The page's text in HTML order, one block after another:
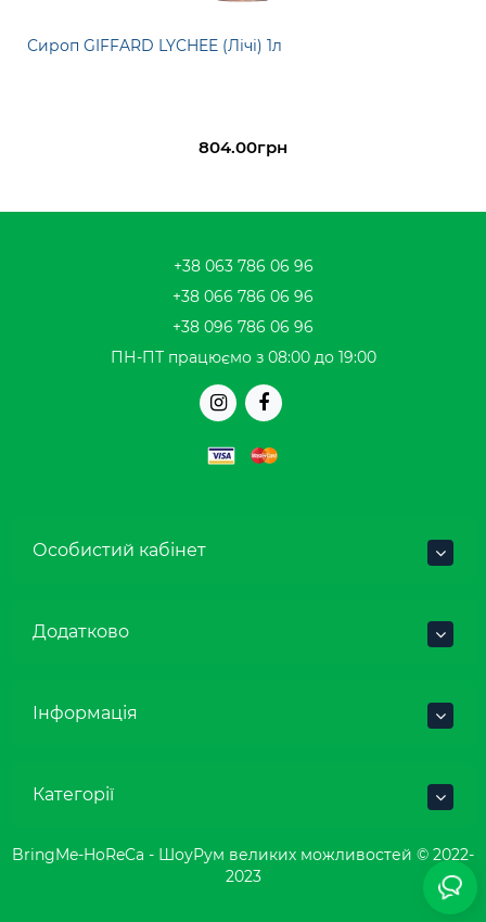
Сироп GIFFARD LYCHEE (Лічі) 1л
804.00грн
+38 063 786 06 96
+38 066 786 06 96
+38 096 786 06 96
ПН-ПТ працюємо з 08:00 до 19:00
Особистий кабінет
Додатково
Інформація
Категорії
BringMe-HoReCa - ШоуРум великих можливостей © 2022-
2023